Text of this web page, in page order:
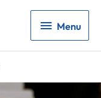
Menu
Menu